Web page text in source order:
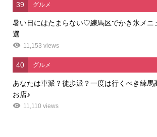
39 グルメ
暑い日にはたまらない♡練馬区でかき氷メニ
選
11,153 views
40 グルメ
あなたは車派？徒歩派？一度は行くべき練馬
お店♪
11,110 views